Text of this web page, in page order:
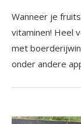
Wanneer je
vitaminen! Heel
met
onder andere